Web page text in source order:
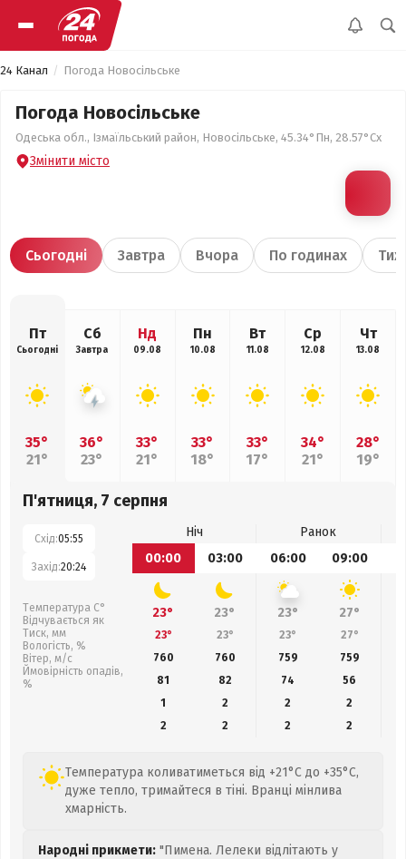
24 Канал Погода Новосільське
Погода Новосільське
Одеська обл., Ізмаїльський район, Новосільське, 45.34°Пн, 28.57°Сх
Змінити місто
Сьогодні Завтра Вчора По годинах
Пт
Сьогодні
35°
21°
Сб
Завтра
36°
23°
Нд
09.08
33°
21°
Пн
10.08
33°
18°
Вт
11.08
33°
17°
Ср
12.08
34°
21°
Чт
13.08
28°
19°
П'ятниця, 7 серпня
Схід:05:55
Захід:20:24
Температура С°
Відчувається як
Тиск, мм
Вологість, %
Вітер, м/с
Ймовірність опадів,
%
Ніч
Ранок
00:00
03:00 06:00 09:00
23° 23° 23° 27°
23° 23° 23° 27°
760
760 759 759
81
82 74 56
1
2 2
2
2
2 2 2
Температура коливатиметься від +21°C до +35°C,
дуже тепло, тримайтеся в тіні. Вранці мінлива
хмарність.
Народні прикмети: "Пимена. Лелеки відлітають у